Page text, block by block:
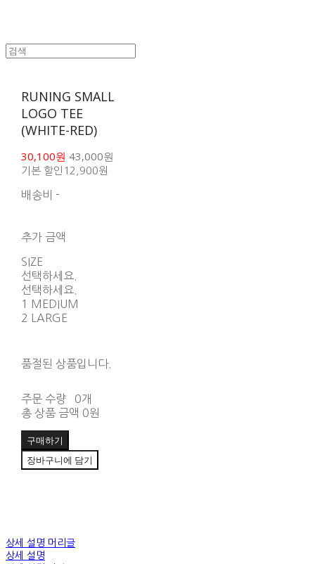
RUNING SMALL
LOGO TEE
(WHITE-RED)
30,100원 43,000원
기본 할인 12,900원
배송비 -
추가 금액
SIZE
선택하세요.
선택하세요.
1 MEDIUM
2 LARGE
품절된 상품입니다.
주문 수량
0개
총 상품 금액 0원
구매하기
장바구니에 담기
상세 설명 머리글
상세 설명